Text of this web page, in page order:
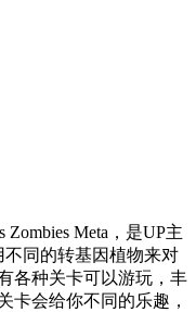
Meta，是UP主
同的转基因植物来对
各种关卡可以游玩，丰
卡会给你不同的乐趣，